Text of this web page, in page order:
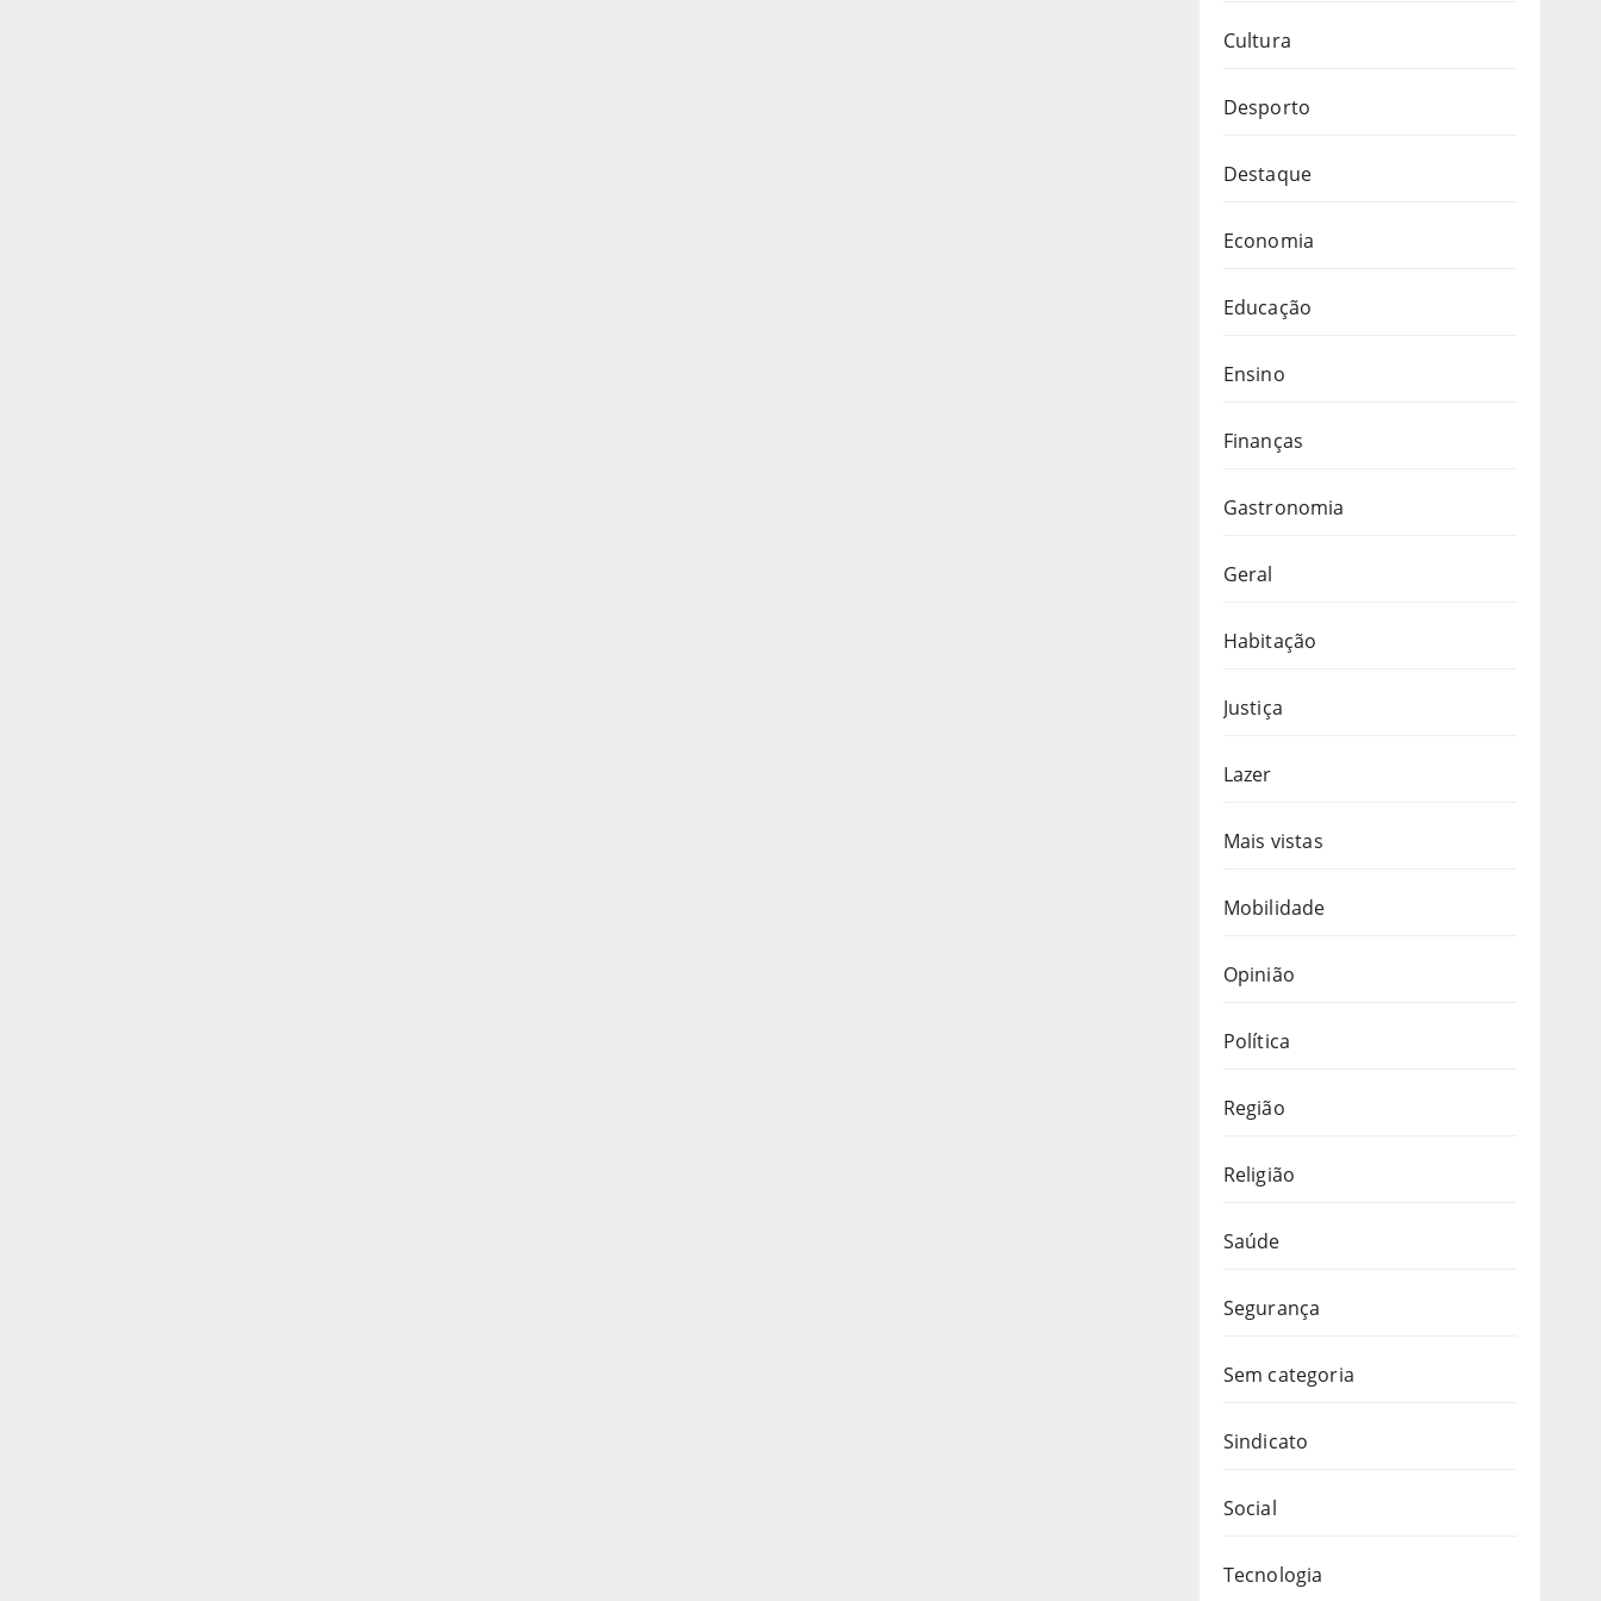
Cultura
Desporto
Destaque
Economia
Educação
Ensino
Finanças
Gastronomia
Geral
Habitação
Justiça
Lazer
Mais vistas
Mobilidade
Opinião
Política
Região
Religião
Saúde
Segurança
Sem categoria
Sindicato
Social
Tecnologia